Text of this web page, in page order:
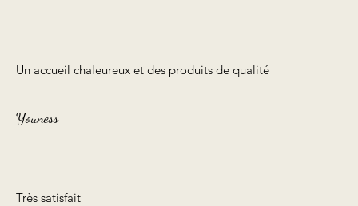
Un accueil chaleureux et des produits de qualité
Youness
Très satisfait